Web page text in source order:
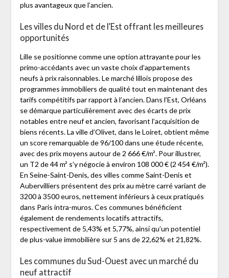
plus avantageux que l’ancien.
Les villes du Nord et de l’Est offrant les meilleures
opportunités
Lille se positionne comme une option attrayante pour les
primo-accédants avec un vaste choix d’appartements
neufs à prix raisonnables. Le marché lillois propose des
programmes immobiliers de qualité tout en maintenant des
tarifs compétitifs par rapport à l’ancien. Dans l’Est, Orléans
se démarque particulièrement avec des écarts de prix
notables entre neuf et ancien, favorisant l’acquisition de
biens récents. La ville d’Olivet, dans le Loiret, obtient même
un score remarquable de 96/100 dans une étude récente,
avec des prix moyens autour de 2 666 €/m². Pour illustrer,
un T2 de 44 m² s’y négocie à environ 108 000 € (2 454 €/m²).
En Seine-Saint-Denis, des villes comme Saint-Denis et
Aubervilliers présentent des prix au mètre carré variant de
3200 à 3500 euros, nettement inférieurs à ceux pratiqués
dans Paris intra-muros. Ces communes bénéficient
également de rendements locatifs attractifs,
respectivement de 5,43% et 5,77%, ainsi qu’un potentiel
de plus-value immobilière sur 5 ans de 22,62% et 21,82%.
Les communes du Sud-Ouest avec un marché du
neuf attractif